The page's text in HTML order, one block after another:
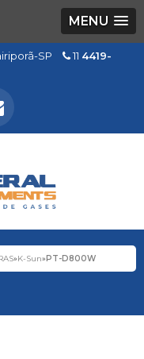
MENU
SP 11 4419-
»K-Sun»PT-D800W